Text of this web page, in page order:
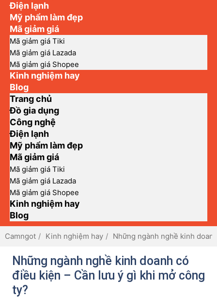
Điện lạnh
Mỹ phẩm làm đẹp
Mã giảm giá
Mã giảm giá Tiki
Mã giảm giá Lazada
Mã giảm giá Shopee
Kinh nghiệm hay
Blog
Trang chủ
Đồ gia dụng
Công nghệ
Điện lạnh
Mỹ phẩm làm đẹp
Mã giảm giá
Mã giảm giá Tiki
Mã giảm giá Lazada
Mã giảm giá Shopee
Kinh nghiệm hay
Blog
Camngot Kinh nghiệm hay Những ngành nghề kinh
Những ngành nghề kinh doanh có
điều kiện – Cần lưu ý gì khi mở công
ty?